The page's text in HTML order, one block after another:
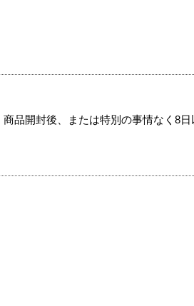
品開封後、または特別の事情なく8日